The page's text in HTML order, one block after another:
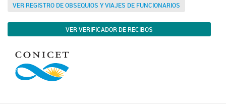
VER REGISTRO DE OBSEQUIOS Y VIAJES DE FUNCIONARIOS
VER VERIFICADOR DE RECIBOS